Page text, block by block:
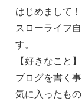
はじめまして！
スローライフ
す。
【好きなこと】
ブログを書く事
気に入ったも